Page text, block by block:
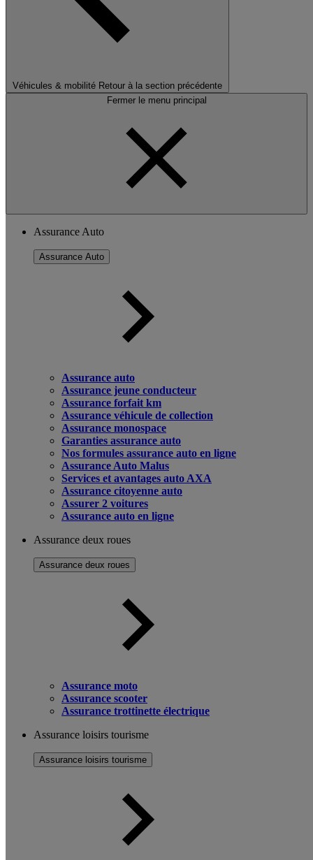
Véhicules & mobilité Retour à la section précédente
Fermer le menu principal
Assurance Auto
Assurance Auto
Assurance auto
Assurance jeune conducteur
Assurance forfait km
Assurance véhicule de collection
Assurance monospace
Garanties assurance auto
Nos formules assurance auto en ligne
Assurance Auto Malus
Services et avantages auto AXA
Assurance citoyenne auto
Assurer 2 voitures
Assurance auto en ligne
Assurance deux roues
Assurance deux roues
Assurance moto
Assurance scooter
Assurance trottinette électrique
Assurance loisirs tourisme
Assurance loisirs tourisme